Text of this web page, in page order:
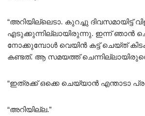
“അറിയില്ലെടാ. കുറച്ചു ദിവസമായിട്ട്
എടുക്കുന്നില്ലായിരുന്നു. ഇന്ന് ഞാൻ
നോക്കുമ്പോൾ വെയിൻ കട്ട്‌ ചെയ്ത്
കണ്ടത്. ആ സമയത്ത്
“ഇത്രക്ക് ഒക്കെ ചെയ്യാൻ എന്താടാ
“അറിയില്ല.”